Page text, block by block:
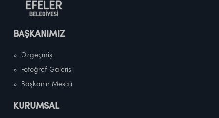
BAŞKANIMIZ
Özgeçmiş
Fotoğraf Galerisi
Başkanın Mesajı
KURUMSAL